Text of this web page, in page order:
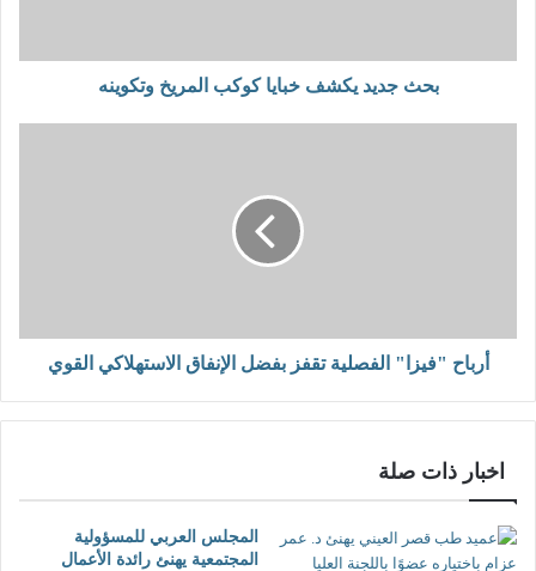
بحث جديد يكشف خبايا كوكب المريخ وتكوينه
أرباح "فيزا" الفصلية تقفز بفضل الإنفاق الاستهلاكي القوي
اخبار ذات صلة
المجلس العربي للمسؤولية
المجتمعية يهنئ رائدة الأعمال